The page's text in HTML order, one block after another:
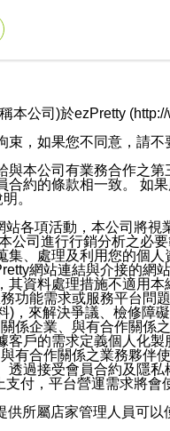
本公司)於ezPretty
，如果您不同意，請不
本公司有業務合作之
約的條款相一致。 如
。
各項活動，本公司將
公司進行行銷分析之必
、處理及利用您的個人
網站連結與介接的
資料處理措施不適用
功能需求或服務平台
，來解決爭議、檢修障
係企業、與有合作關
戶的需求定義個人化
有合作關係之業務夥
過接受會員合約及隱
付，平台營運需求將
所屬店家管理人員可